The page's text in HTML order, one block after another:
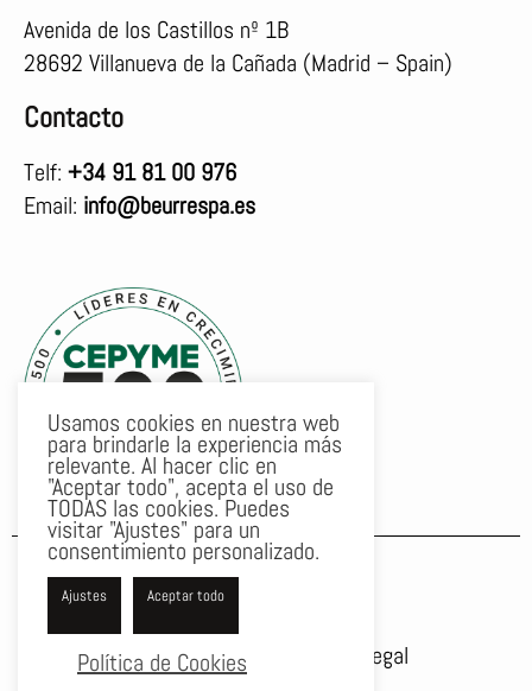
Avenida de los Castillos nº 1B
28692 Villanueva de la Cañada (Madrid – Spain)
Contacto
Telf: +34 91 81 00 976
Email: info@beurrespa.es
Política de privacidad Aviso legal
F
a
c
e
Usamos cookies en nuestra web
para brindarle la experiencia más
relevante. Al hacer clic en
"Aceptar todo", acepta el uso de
TODAS las cookies. Puedes
visitar "Ajustes" para un
consentimiento personalizado.
Ajustes Aceptar todo
Política de Cookies